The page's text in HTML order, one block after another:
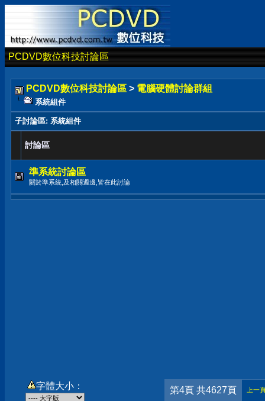
PCDVD數位科技討論區
PCDVD數位科技討論區 > 電腦硬體討論群組
系統組件
子討論區: 系統組件
討論區
準系統討論區
關於準系統,及相關週邊,皆在此討論
字體大小： 第4頁 共4627頁 上一